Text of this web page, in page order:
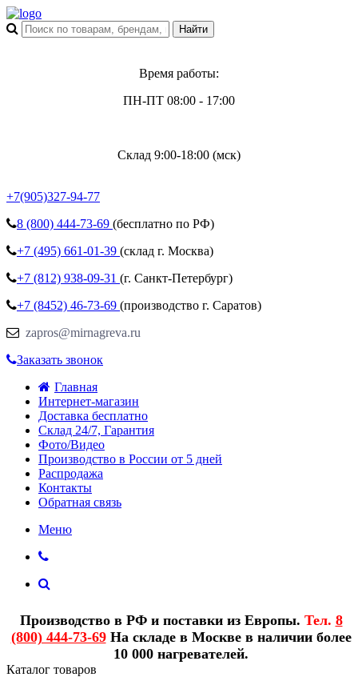
Время работы:
ПН-ПТ 08:00 - 17:00
Склад 9:00-18:00 (мск)
+7(905)327-94-77
8 (800) 444-73-69 (бесплатно по РФ)
+7 (495) 661-01-39 (склад г. Москва)
+7 (812) 938-09-31 (г. Санкт-Петербург)
+7 (8452) 46-73-69 (производство г. Саратов)
zapros@mirnagreva.ru
Заказать звонок
Главная
Интернет-магазин
Доставка бесплатно
Склад 24/7, Гарантия
Фото/Видео
Производство в России от 5 дней
Распродажа
Контакты
Обратная связь
Меню
Производство в РФ и поставки из Европы. Тел. 8
(800) 444-73-69На складе в Москве в наличии более
10 000 нагревателей.
Каталог товаров